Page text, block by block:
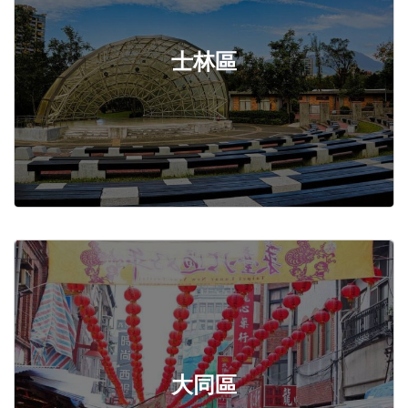
士林區
大同區